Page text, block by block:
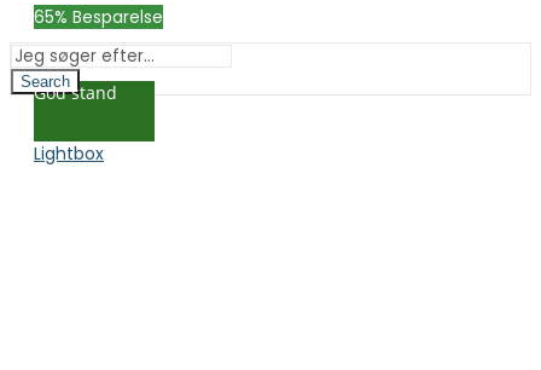
OUTLET
Search
65% Besparelse
God stand
Lightbox